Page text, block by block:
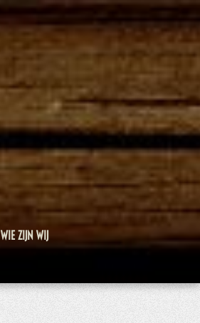
WIE ZIJN WIJ